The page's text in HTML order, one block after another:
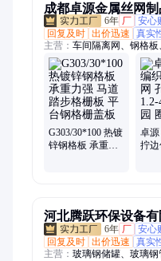
成都卓源金属丝网制
6年 厂 安心
回复及时 出价迅速 真实
主营： 车间隔离网、钢格
格栅、钢格栅板、养殖塑
片刺网、双边丝护栏、锌
栏、轧花网、铁丝网、仓
钢护栏厂家、锌钢栏杆、
G303/30*100 热镀
锌钢格板 承重力
卓
拧
河北腾跃环保设备有
6年 厂 安心
回复及时 出价迅速 真实
主营： 玻璃钢储罐、玻璃